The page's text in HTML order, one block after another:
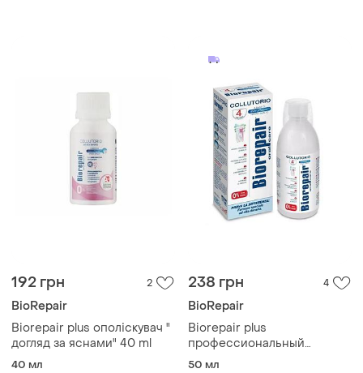
192 грн 2
BioRepair
Biorepair plus ополіскувач "
догляд за яснами" 40 ml
40 мл
238 грн 4
BioRepair
Biorepair plus
профессиональный
ополаскиватель
50 мл